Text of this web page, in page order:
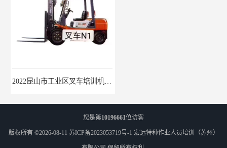
2022昆山市工业区叉车培训机构学会为止
您是第10196661位访客
版权所有 ©2026-08-11 苏ICP备2023053719号-1 宏远特种作业人员培训（苏州）